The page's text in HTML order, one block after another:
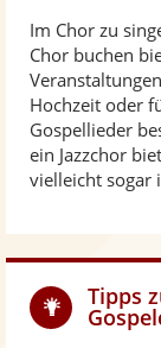
Im Chor zu
Chor buchen
Hochzeit oder
Gospellieder
ein Jazzchor
vielleicht sogar
Tipps